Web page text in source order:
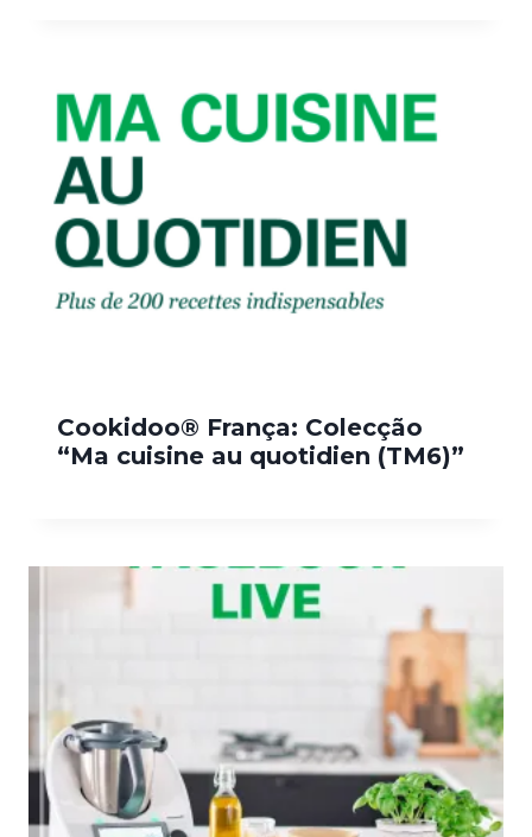
Cookidoo® França: Colecção
“Ma cuisine au quotidien (TM6)”